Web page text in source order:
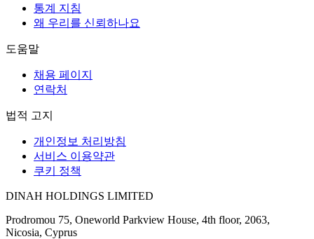
통계 지침
왜 우리를 신뢰하나요
도움말
채용 페이지
연락처
법적 고지
개인정보 처리방침
서비스 이용약관
쿠키 정책
DINAH HOLDINGS LIMITED
Prodromou 75, Oneworld Parkview House, 4th floor, 2063,
Nicosia, Cyprus